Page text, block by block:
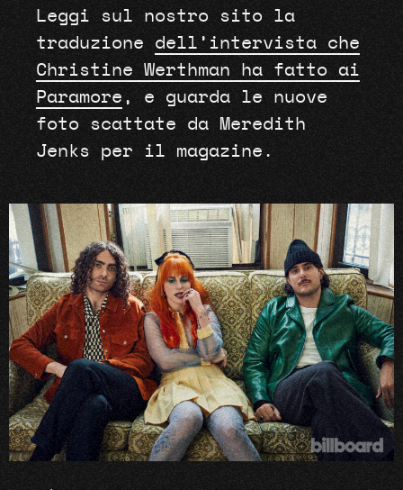
Leggi sul nostro sito la
traduzione dell’intervista che
Christine Werthman ha fatto ai
Paramore , e guarda le nuove
foto scattate da Meredith
Jenks per il magazine.